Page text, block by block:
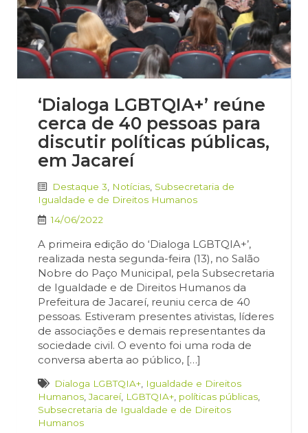
‘Dialoga LGBTQIA+’ reúne
cerca de 40 pessoas para
discutir políticas públicas,
em Jacareí
Destaque 3 Notícias Subsecretaria de
Igualdade e de Direitos Humanos
14/06/2022
A primeira edição do ‘Dialoga LGBTQIA+’,
realizada nesta segunda-feira (13), no Salão
Nobre do Paço Municipal, pela Subsecretaria
de Igualdade e de Direitos Humanos da
Prefeitura de Jacareí, reuniu cerca de 40
pessoas. Estiveram presentes ativistas, líderes
de associações e demais representantes da
sociedade civil. O evento foi uma roda de
conversa aberta ao público, […]
Dialoga LGBTQIA+ Igualdade e Direitos
Humanos ,Jacareí, LGBTQIA+ políticas públicas
Subsecretaria de Igualdade e de Direitos
Humanos